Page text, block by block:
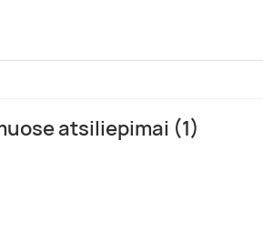
atsiliepimai (1)